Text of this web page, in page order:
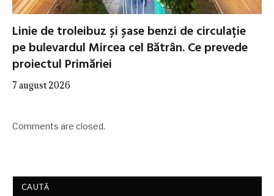
Linie de troleibuz și șase benzi de circulație
pe bulevardul Mircea cel Bătrân. Ce prevede
proiectul Primăriei
7 august 2026
Comments are closed.
CAUTĂ